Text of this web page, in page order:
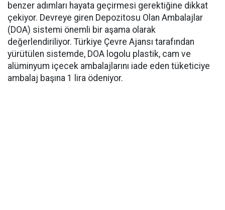
benzer adımları hayata geçirmesi gerektiğine dikkat
çekiyor. Devreye giren Depozitosu Olan Ambalajlar
(DOA) sistemi önemli bir aşama olarak
değerlendiriliyor. Türkiye Çevre Ajansı tarafından
yürütülen sistemde, DOA logolu plastik, cam ve
alüminyum içecek ambalajlarını iade eden tüketiciye
ambalaj başına 1 lira ödeniyor.